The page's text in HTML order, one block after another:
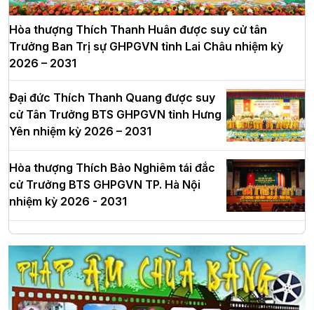
Hòa thượng Thích Thanh Huân được suy cử tân
Trưởng Ban Trị sự GHPGVN tỉnh Lai Châu nhiệm kỳ
2026 – 2031
Đại đức Thích Thanh Quang được suy
cử Tân Trưởng BTS GHPGVN tỉnh Hưng
Yên nhiệm kỳ 2026 – 2031
Hòa thượng Thích Bảo Nghiêm tái đắc
cử Trưởng BTS GHPGVN TP. Hà Nội
nhiệm kỳ 2026 - 2031
Hà Nội: Long trọng lễ khởi công xây
dựng Trung tâm văn hóa Phật giáo Thủ
đô